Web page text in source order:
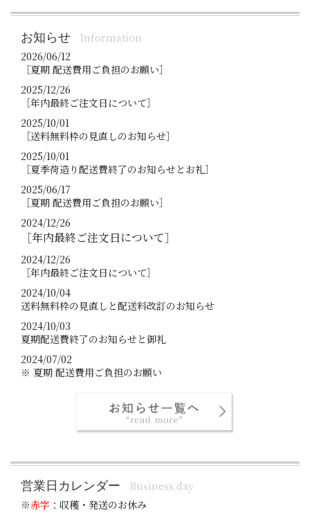
お知らせ
Information
2026/06/12
［夏期 配送費用ご負担のお願い］
2025/12/26
［年内最終ご注文日について］
2025/10/01
［送料無料枠の見直しのお知らせ］
2025/10/01
［夏季荷造り配送費終了のお知らせとお礼］
2025/06/17
［夏期 配送費用ご負担のお願い］
2024/12/26
［年内最終ご注文日について］
2024/12/26
［年内最終ご注文日について］
2024/10/04
送料無料枠の見直しと配送料改訂のお知らせ
2024/10/03
夏期配送費終了のお知らせと御礼
2024/07/02
※ 夏期 配送費用ご負担のお願い
営業日カレンダー
Business day
※赤字 ：収穫・発送のお休み